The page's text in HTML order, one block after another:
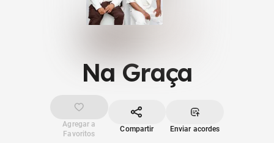
Na Graça
Agregar a
Favoritos
Compartir Enviar acordes